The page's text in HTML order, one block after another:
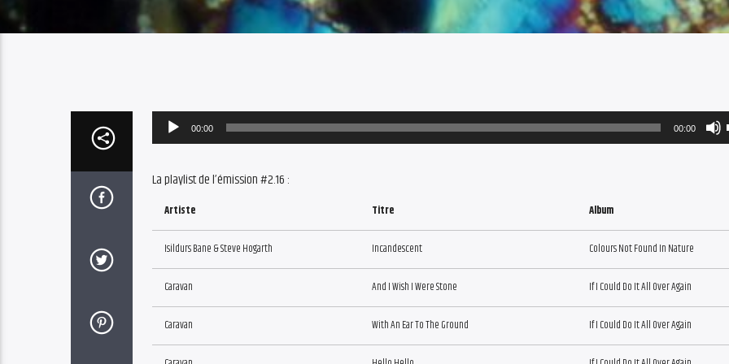
Audio
Player
00:00 00:00
La playlist de l’émission #2.16 :
Artiste Titre Album
Isildurs Bane & Steve Hogarth Incandescent Colours Not Found In Nature
Caravan And I Wish I Were Stone If I Could Do It All Over Again
Caravan With An Ear To The Ground If I Could Do It All Over Again